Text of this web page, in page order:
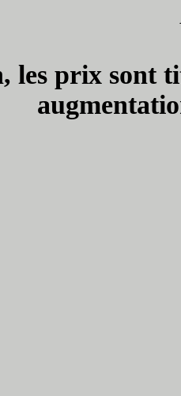
les prix sont